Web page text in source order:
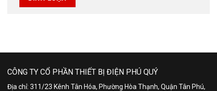
CÔNG TY CỔ PHẦN THIẾT BỊ ĐIỆN PHÚ QUÝ
Địa chỉ: 311/23 Kênh Tân Hóa, Phường Hòa Thạnh, Quận Tân Phú,